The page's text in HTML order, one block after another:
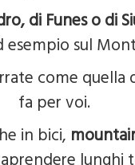
di Funes o di
sul
come quella
fa per voi.
in bici,
lunghi